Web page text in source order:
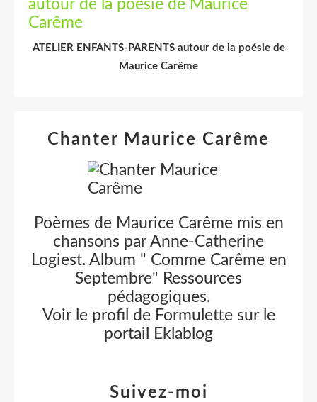
ATELIER ENFANTS-PARENTS autour de la poésie de
Maurice Carême
Chanter Maurice Carême
Poèmes de Maurice Carême mis en
chansons par Anne-Catherine
Logiest. Album " Comme Carême en
Septembre" Ressources
pédagogiques.
Voir le profil de Formulettesur le
portail Eklablog
Suivez-moi